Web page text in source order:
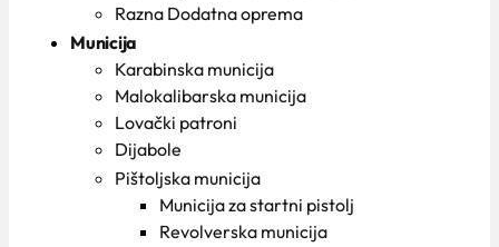
Razna Dodatna oprema
Municija
Karabinska municija
Malokalibarska municija
Lovački patroni
Dijabole
Pištoljska municija
Municija za startni pistolj
Revolverska municija